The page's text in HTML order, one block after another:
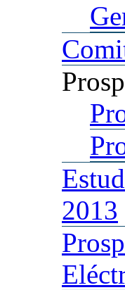
2013